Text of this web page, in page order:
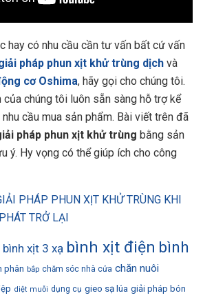
hay có nhu cầu cần tư vấn bất cứ vấn
pháp phun xịt khử trùng dịch và
cơOshima, hãy gọi cho chúng tôi.
chúng tôi luôn sẵn sàng hỗ trợ kể
cầu mua sản phẩm. Bài viết trên đã
pháp phun xịt khử trùng bằng sản
ý. Hy vọng có thể giúp ích cho công
PHÁP PHUN XỊT KHỬ TRÙNG KHI
TRỞ LẠI
bình xịt 3 xạ bình xịt điện bình
phân bắp chăm sóc nhà cửa chăn nuôi
diệt muỗi dụng cụ gieo sạ lúa giải pháp bón